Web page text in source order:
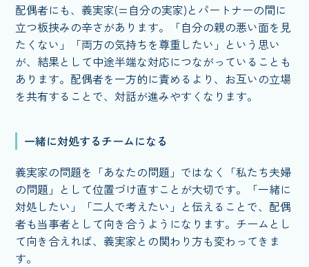
配偶者にも、義実家(=自分の実家)とパートナーの間に
立つ板挟みの辛さがあります。「自分の親の悪い面を見
たくない」「両方の気持ちを尊重したい」という思い
が、結果として中途半端な対応につながっていることも
あります。配偶者を一方的に責めるより、お互いの立場
を共有することで、対話が進みやすくなります。
一緒に対処するチームになる
義実家の問題を「あなたの問題」ではなく「私たち夫婦
の問題」として位置づけ直すことが大切です。「一緒に
対処したい」「二人で考えたい」と伝えることで、配偶
者も当事者として向き合うようになります。チームとし
て向き合えれば、義実家との関わり方も変わってきま
す。